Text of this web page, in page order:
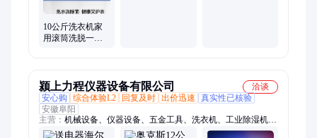
10公斤洗衣机家
用滚筒洗脱一体
颍上力程仪器设备有限公司
洽谈
安心购
综合体验L2 回复及时 出价迅速
真实性已核验
安徽阜阳
主营： 机械设备、仪器设备、五金工具、洗衣机、工业除湿机、
室内除湿机、干燥吸湿器、硕方线号机、小型挖掘机、智能马